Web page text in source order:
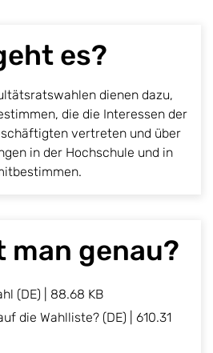
es?
dienen dazu,
die die Interessen der
vertreten und über
in der Hochschule und in
man genau?
(DE) | 88.68 KB
die Wahlliste? (DE) | 610.31